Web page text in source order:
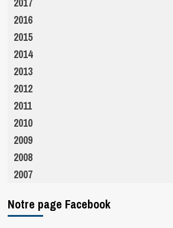
2016
2015
2014
2013
2012
2011
2010
2009
2008
2007
Notre page Facebook